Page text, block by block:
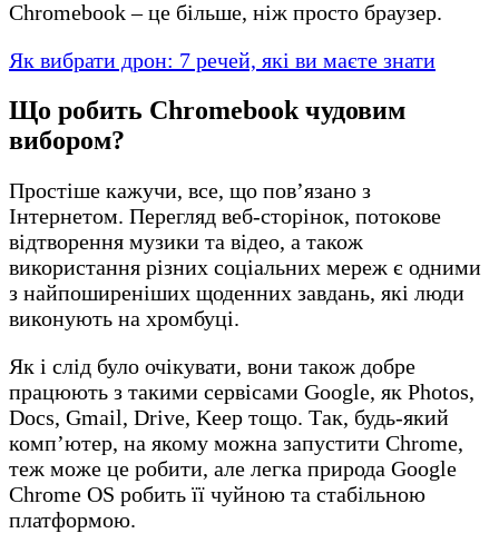
Chromebook – це більше, ніж просто браузер.
Як вибрати дрон: 7 речей, які ви маєте знати
Що робить Chromebook чудовим
вибором?
Простіше кажучи, все, що пов’язано з
Інтернетом. Перегляд веб-сторінок, потокове
відтворення музики та відео, а також
використання різних соціальних мереж є одними
з найпоширеніших щоденних завдань, які люди
виконують на хромбуці.
Як і слід було очікувати, вони також добре
працюють з такими сервісами Google, як Photos,
Docs, Gmail, Drive, Keep тощо. Так, будь-який
комп’ютер, на якому можна запустити Chrome,
теж може це робити, але легка природа Google
Chrome OS робить її чуйною та стабільною
платформою.